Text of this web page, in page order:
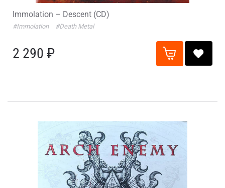
Immolation – Descent (CD)
#Immolation #Death Metal
2 290 ₽